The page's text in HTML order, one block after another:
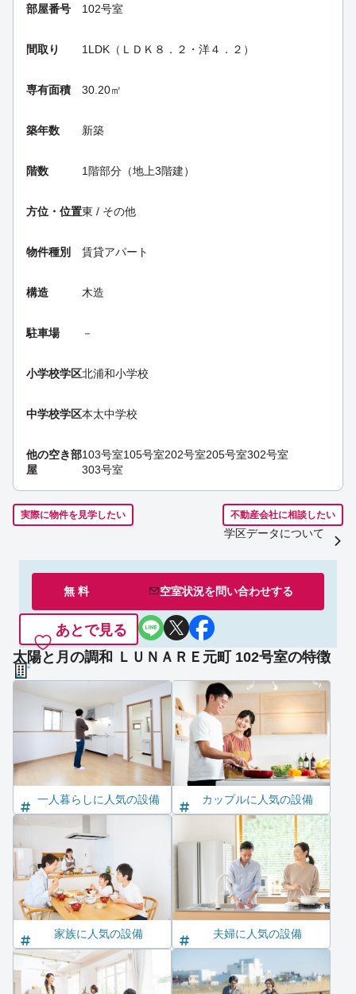
部屋番号 102号室
間取り 1LDK（ＬＤＫ８．２・洋４．２）
専有面積 30.20㎡
築年数 新築
階数 1階部分（地上3階建）
方位・位置東 / その他
物件種別 賃貸アパート
構造 木造
駐車場 －
小学校学区北浦和小学校
中学校学区本太中学校
他の空き部
屋
103号室105号室202号室205号室302号室
303号室
実際に物件を見学したい 不動産会社に相談したい
学区データについて
無 料 空室状況を問い合わせする
あとで見る
太陽と月の調和 ＬＵＮＡＲＥ元町 102号室の特徴
一人暮らしに人気の設備 カップルに人気の設備
家族に人気の設備 夫婦に人気の設備